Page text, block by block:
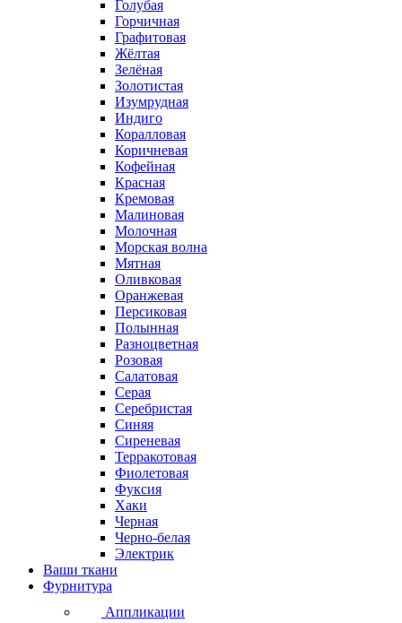
Голубая
Горчичная
Графитовая
Жёлтая
Зелёная
Золотистая
Изумрудная
Индиго
Коралловая
Коричневая
Кофейная
Красная
Кремовая
Малиновая
Молочная
Морская волна
Мятная
Оливковая
Оранжевая
Персиковая
Полынная
Разноцветная
Розовая
Салатовая
Серая
Серебристая
Синяя
Сиреневая
Терракотовая
Фиолетовая
Фуксия
Хаки
Черная
Черно-белая
Электрик
Ваши ткани
Фурнитура
Аппликации